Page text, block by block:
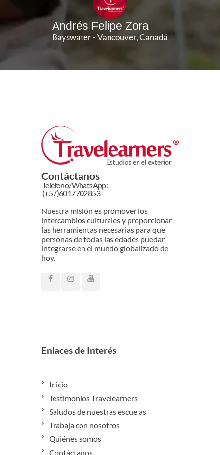
Andrés Felipe Zora
Bayswater - Vancouver, Canadá
Contáctanos
Teléfono/WhatsApp:
(+57)6017702853
Nuestra misión es promover los
intercambios culturales y proporcionar
las herramientas necesarias para que
personas de todas las edades puedan
integrarse en el mundo globalizado de
hoy.
Enlaces de Interés
Inicio
Testimonios Travelearners
Saludos de nuestras escuelas
Trabaja con nosotros
Quiénes somos
Contáctanos